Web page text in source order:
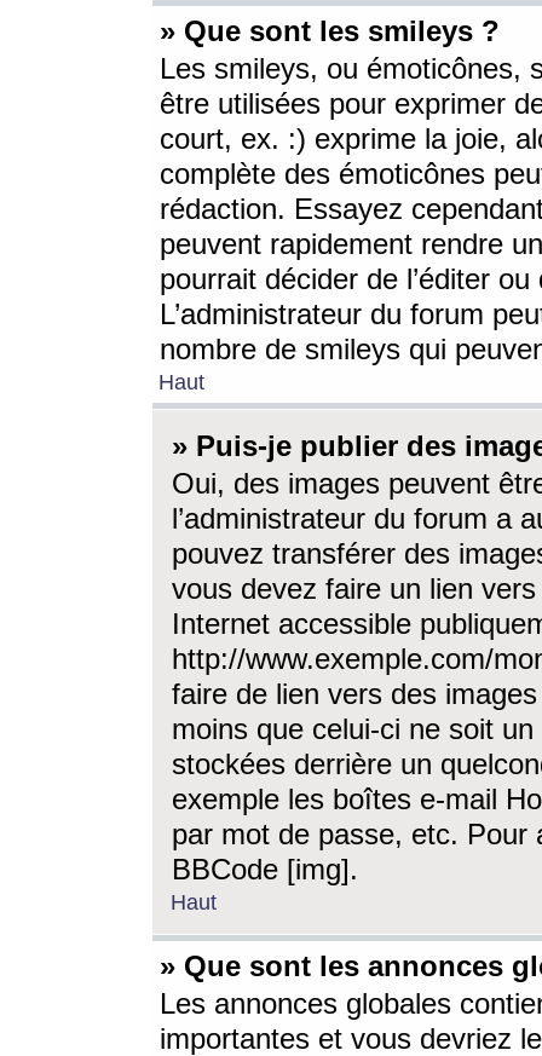
» Que sont les smileys ?
Les smileys, ou émoticônes,
être utilisées pour exprimer
court, ex. :) exprime la joie,
complète des émoticônes
rédaction. Essayez
peuvent rapidement rendre
pourrait décider de l’éditer
L’administrateur du forum
nombre de smileys qui
Haut
» Puis-je publier des
Oui, des images peuvent
l’administrateur du forum a
pouvez transférer des
vous devez faire un lien
Internet accessible
http://www.exemple.com/
faire de lien vers des
moins que celui-ci ne soit
stockées derrière un
exemple les boîtes e-mail
par mot de passe, etc. Pour
BBCode [img].
Haut
» Que sont les annonces
Les annonces globales
importantes et vous devriez